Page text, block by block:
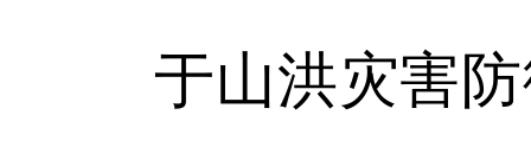
于山洪灾害